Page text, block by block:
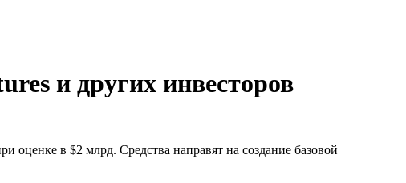
и других инвесторов
оценке в $2 млрд. Средства направят на создание базовой